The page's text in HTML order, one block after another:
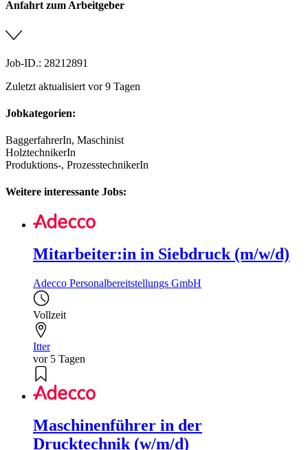
Anfahrt zum Arbeitgeber
Job-ID.: 28212891
Zuletzt aktualisiert vor 9 Tagen
Jobkategorien:
BaggerfahrerIn, Maschinist
HolztechnikerIn
Produktions-, ProzesstechnikerIn
Weitere interessante Jobs:
Mitarbeiter:in in Siebdruck (m/w/d)
Adecco Personalbereitstellungs GmbH
Vollzeit
Itter
vor 5 Tagen
Maschinenführer in der
Drucktechnik (w/m/d)